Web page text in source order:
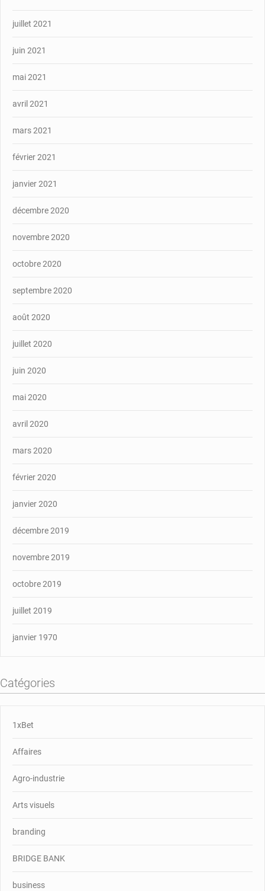
juillet 2021
juin 2021
mai 2021
avril 2021
mars 2021
février 2021
janvier 2021
décembre 2020
novembre 2020
octobre 2020
septembre 2020
août 2020
juillet 2020
juin 2020
mai 2020
avril 2020
mars 2020
février 2020
janvier 2020
décembre 2019
novembre 2019
octobre 2019
juillet 2019
janvier 1970
Catégories
1xBet
Affaires
Agro-industrie
Arts visuels
branding
BRIDGE BANK
business